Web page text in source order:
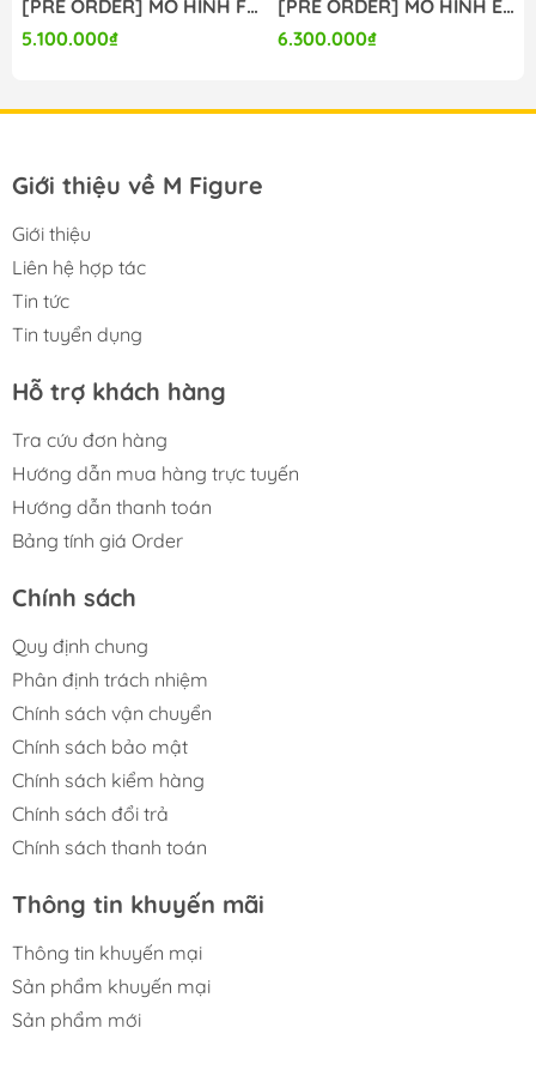
[PRE ORDER] MÔ HÌNH Firefly - Honkai Star Rail (Lunaria Studio) FIGURE CHÍNH HÃNG
5.100.000₫
[PRE ORDER] MÔ HÌNH Evanescia - Honkai Star Rail (Summer Studio) FIGURE CHÍNH HÃNG
6.300.000₫
Giới thiệu về M Figure
Giới thiệu
Liên hệ hợp tác
Tin tức
Tin tuyển dụng
Hỗ trợ khách hàng
Tra cứu đơn hàng
Hướng dẫn mua hàng trực tuyến
Hướng dẫn thanh toán
Bảng tính giá Order
Chính sách
Quy định chung
Phân định trách nhiệm
Chính sách vận chuyển
Chính sách bảo mật
Chính sách kiểm hàng
Chính sách đổi trả
Chính sách thanh toán
Thông tin khuyến mãi
Thông tin khuyến mại
Sản phẩm khuyến mại
Sản phẩm mới